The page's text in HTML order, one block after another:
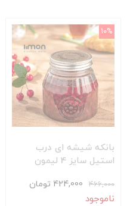
بانکه شیشه ای درب
استیل سایز 4 لیمون
466,000 424,000 تومان
10%
ناموجود